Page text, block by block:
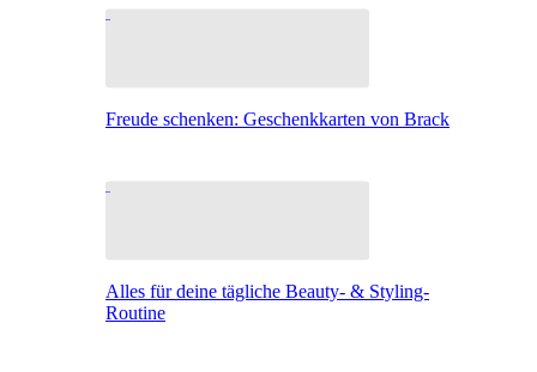
Freude schenken: Geschenkkarten von Brack
Alles für deine tägliche Beauty- & Styling-
Routine